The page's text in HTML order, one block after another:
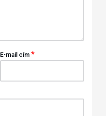
E-mail cím*